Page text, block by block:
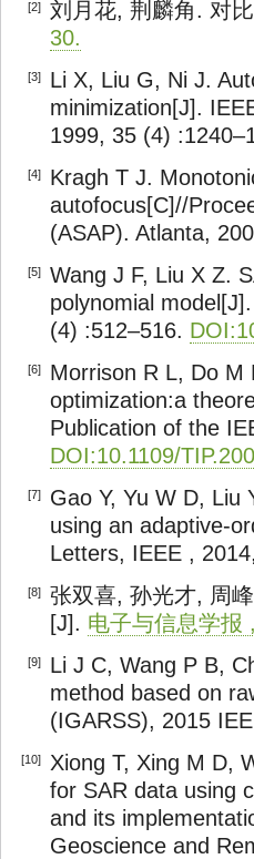
[2]
刘月花, 荆麟角. 对
30.
[3]
Li X, Liu G, Ni J.
minimization[J].
1999, 35 (4)
[4]
Kragh T J.
autofocus[C]//
(ASAP). Atlanta,
[5]
Wang J F, Liu X Z.
polynomial
(4) :512–516.
[6]
Morrison R L, Do M
optimization:a
Publication of the
DOI:10.1109/
[7]
Gao Y, Yu W D, Liu
using an adaptive-
Letters, IEEE ,
[8]
张双喜, 孙光才, 周
[J]. 电子与信息学报
[9]
Li J C, Wang P B,
method based on
(IGARSS), 2015
[10]
Xiong T, Xing M D,
for SAR data using
and its
Geoscience and